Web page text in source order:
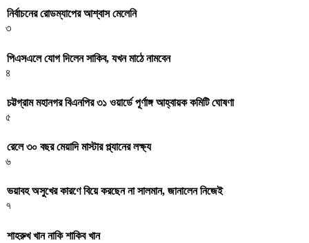
নির্বাচনের রোডম্যাপের আশ্বাস মেলেনি
৩
পিএসএলে যোগ দিলেন সাকিব, যখন মাঠে নামবেন
৪
চট্টগ্রাম মহানগর বিএনপির ৩১ ওয়ার্ডে পূর্ণাঙ্গ আহ্বায়ক কমিটি ঘোষণা
৫
রেলে ৩০ বছর মেয়াদি মাস্টার প্ল্যানের লক্ষ্য
৬
ভয়াবহ অসুখের কারণে বিয়ে করছেন না সালমান, জানালেন নিজেই
৭
শাহরুখ খান নাকি শাকিব খান